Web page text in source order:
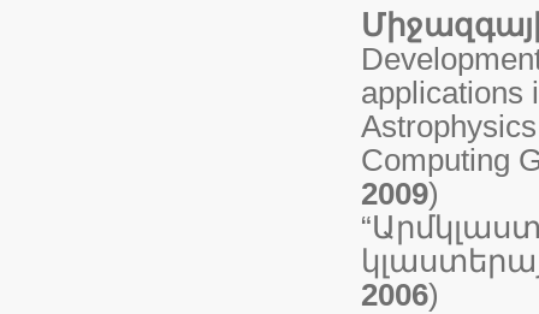
applications
Computing
2009)
2006)